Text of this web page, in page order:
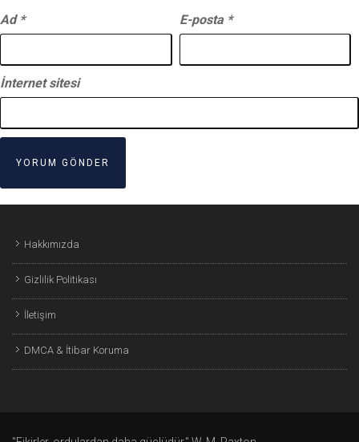
Ad * E-posta *
İnternet sitesi
Hakkımızda
Gizlilik Politikası
İletişim
DMCA & İtibar Koruma